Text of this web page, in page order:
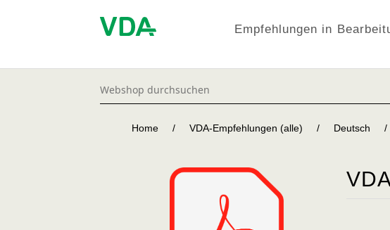
Empfehlungen in
Home / VDA-Empfehlungen (alle) / Deutsch /